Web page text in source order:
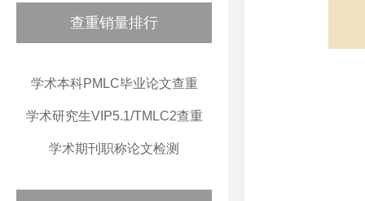
查重销量排行
学术本科PMLC毕业论文查重
学术研究生VIP5.1/TMLC2查重
学术期刊职称论文检测